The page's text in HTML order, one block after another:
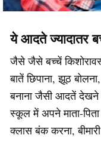
ये आदते ज्यादातर
जैसे जैसे बच्‍चें
बातें छिपाना, झूठ
बनाना जैसी आदतें देखने
स्कूल में अपने माता-
क्लास बंक करना,